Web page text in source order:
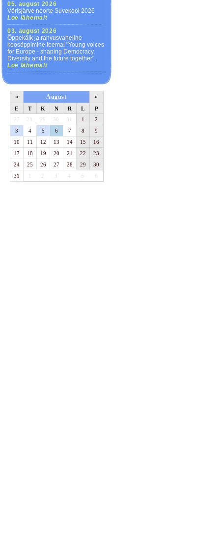
05. august 2026
Võrtsjärve noorte Suvekool 2026
Loe lähemalt
03. august 2026
Õppekäik ja rahvusvaheline
koosõppimine teemal "Young voices
for Europe - shaping Democracy,
Diversity and the future together",
Loe lähemalt
« August »
E T K N R L
P
27
28 29 30 31 1
2
3
4 5 6 7 8
9
10
11 12 13 14 15
16
17
18 19 20 21 22
23
24
25 26 27 28 29
30
31
1 3 4 5 6